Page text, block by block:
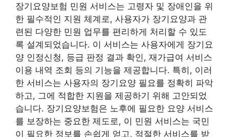
장기요양보험 민원 서비스는 고령자 및 장애인을 위
한 필수적인 지원 체계로, 사용자가 장기요양과 관
련된 다양한 민원 업무를 편리하게 처리할 수 있도
록 설계되었습니다. 이 서비스는 사용자에게 장기요
양 인정신청, 등급 판정 결과 확인, 재가급여 서비스
이용 내역 조회 등의 기능을 제공합니다. 특히, 이러
한 서비스는 사용자의 장기요양 필요를 정확히 파악
하고, 그에 적합한 지원을 제공하기 위해 고안되었
습니다. 장기요양보험은 노후에 필요한 요양 서비스
를 보장하는 중요한 제도로, 이 민원 서비스는 국민
이 필요한 정보를 손쉽게 얻고, 적절한 서비스를 받